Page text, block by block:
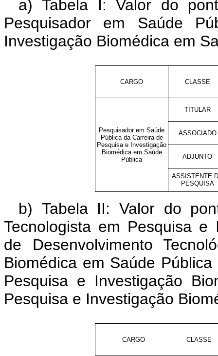
a) Tabela I: Valor do
Pesquisador em Saúde
Investigação Biomédica em
CARGO CLASSE
Pesquisador em Saúde
Pública da Carreira de
Pesquisa e Investigação
Biomédica em Saúde
Pública
TITULAR
ASSOCIADO
ADJUNTO
ASSISTENTE
PESQUISA
b) Tabela II: Valor do
Tecnologista em Pesquisa e
de Desenvolvimento
Biomédica em Saúde
Pesquisa e Investigação
Pesquisa e Investigação
CARGO CLASSE